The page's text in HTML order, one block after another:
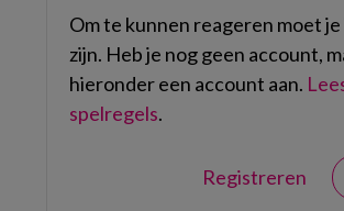
Om te kunnen reageren moet
zijn. Heb je nog geen account,
hieronder een account aan.
spelregels.
Registreren